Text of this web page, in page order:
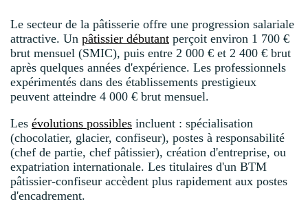
Le secteur de la pâtisserie offre une progression salariale
attractive. Un pâtissier débutant perçoit environ 1 700 €
brut mensuel (SMIC), puis entre 2 000 € et 2 400 € brut
après quelques années d'expérience. Les professionnels
expérimentés dans des établissements prestigieux
peuvent atteindre 4 000 € brut mensuel.
Les évolutions possibles incluent : spécialisation
(chocolatier, glacier, confiseur), postes à responsabilité
(chef de partie, chef pâtissier), création d'entreprise, ou
expatriation internationale. Les titulaires d'un BTM
pâtissier-confiseur accèdent plus rapidement aux postes
d'encadrement.